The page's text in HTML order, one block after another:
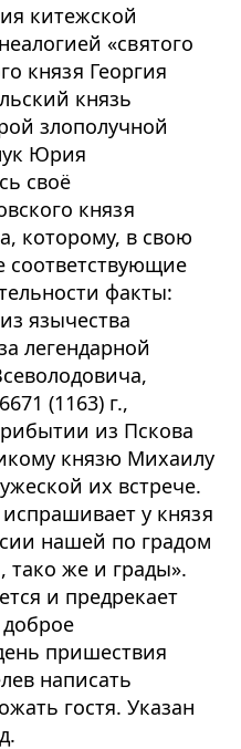
китежской
«святого
князя Георгия
князь
злополучной
Юрия
своё
князя
которому, в свою
соответствующие
факты:
язычества
легендарной
(1163) г.,
из Пскова
князю Михаилу
их встрече.
у князя
нашей по градом
тако же и грады».
и предрекает
пришествия
написать
гостя. Указан